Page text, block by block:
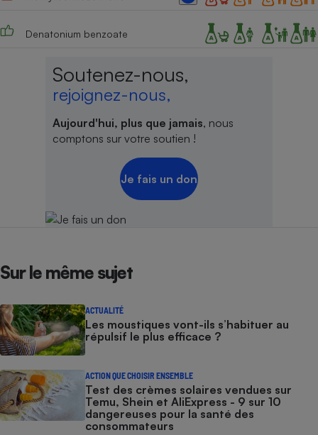
Denatonium benzoate
Soutenez-nous,
rejoignez-nous,
Aujourd'hui, plus que jamais, nous
comptons sur votre soutien !
Je fais un don
Sur le même sujet
ACTUALITÉ
Les moustiques vont-ils s’habituer au
répulsif le plus efficace ?
ACTION QUE CHOISIR ENSEMBLE
Test des crèmes solaires vendues sur
Temu, Shein et AliExpress - 9 sur 10
dangereuses pour la santé des
consommateurs